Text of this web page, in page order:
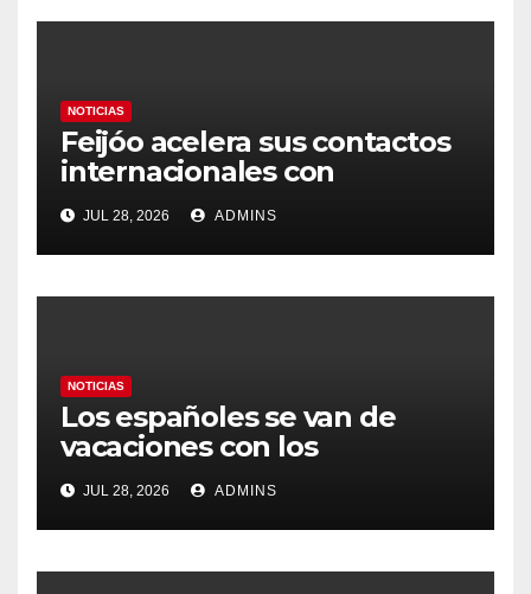
NOTICIAS
Feijóo acelera sus contactos
internacionales con
Latinoamérica como socio
prioritario en su agenda de
gobierno
JUL 28, 2026 ADMINS
NOTICIAS
Los españoles se van de
vacaciones con los
carburantes hasta un 21%
más caros que el año pasado
y los hoteles disparados
JUL 28, 2026 ADMINS